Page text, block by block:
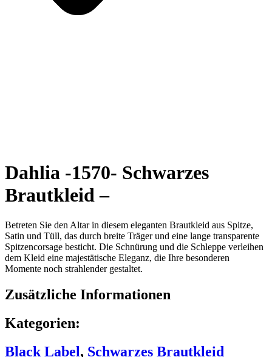
Dahlia -1570- Schwarzes
Brautkleid –
Betreten Sie den Altar in diesem eleganten Brautkleid aus Spitze,
Satin und Tüll, das durch breite Träger und eine lange transparente
Spitzencorsage besticht. Die Schnürung und die Schleppe verleihen
dem Kleid eine majestätische Eleganz, die Ihre besonderen
Momente noch strahlender gestaltet.
Zusätzliche Informationen
Kategorien:
Black Label, Schwarzes Brautkleid